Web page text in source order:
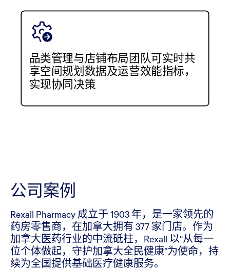
品类管理与店铺布局团队可实时共
享空间规划数据及运营效能指标，
实现协同决策
公司案例
Rexall Pharmacy 成立于 1903 年，是一家领先的
药房零售商，在加拿大拥有 377 家门店。作为
加拿大医药行业的中流砥柱，Rexall 以“从每一
位个体做起，守护加拿大全民健康”为使命，持
续为全国提供基础医疗健康服务。